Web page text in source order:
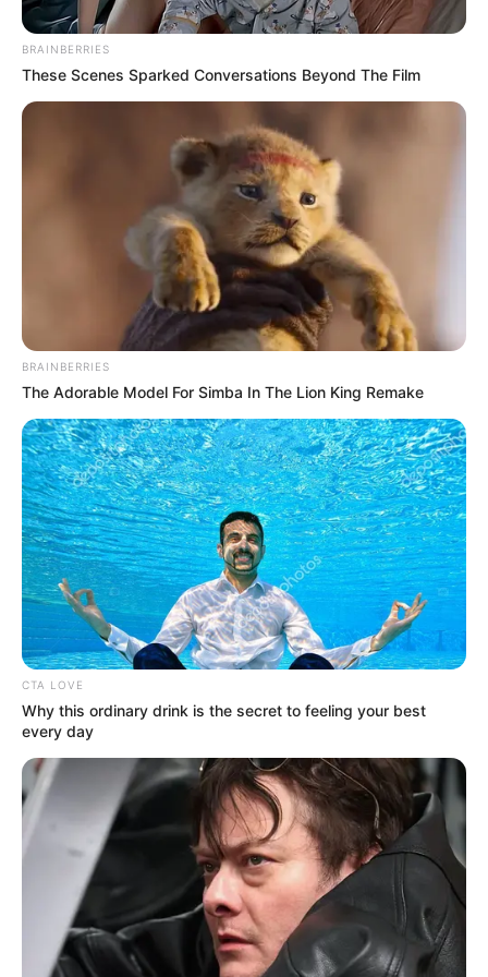
PostedFriss hírek
Most érkezett a hír! Jöhet a 14.
havi nyugdíj!
by Szerző • June 25, 2025
BRAINBERRIES
These Scenes Sparked Conversations Beyond The Film
BRAINBERRIES
The Adorable Model For Simba In The Lion King Remake
CTA LOVE
Why this ordinary drink is the secret to feeling your best
every day